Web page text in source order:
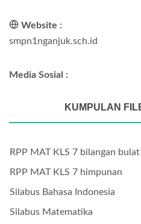
Website :
smpn1nganjuk.sch.id
Media Sosial :
KUMPULAN
RPP MAT KLS 7 bilangan bulat
RPP MAT KLS 7 himpunan
Silabus Bahasa Indonesia
Silabus Matematika